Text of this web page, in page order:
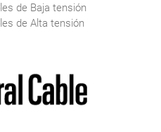
de Baja tensión
de Alta tensión